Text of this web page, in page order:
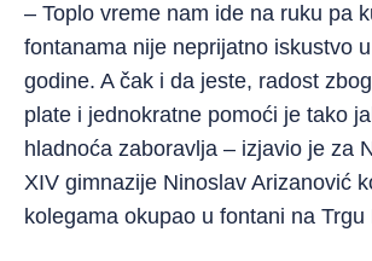
– Toplo vreme nam ide na ruku pa
fontanama nije neprijatno iskustvo
godine. A čak i da jeste, radost
plate i jednokratne pomoći je tako
hladnoća zaboravlja – izjavio je za
XIV gimnazije Ninoslav Arizanović
kolegama okupao u fontani na